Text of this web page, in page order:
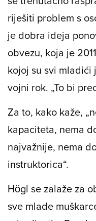
riješiti problem s
je dobra ideja
obvezu, koja je
kojoj su svi mladići
vojni rok. „To bi
Za to, kako kaže,
kapaciteta, nema
najvažnije, nema
instruktorica“.
Högl se zalaže za
sve mlade